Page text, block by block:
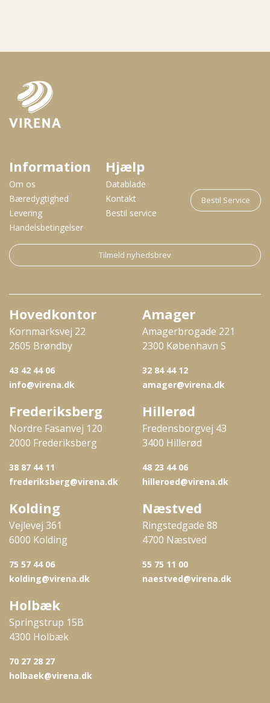
Information
Om os
Bæredygtighed
Levering
Handelsbetingelser
Hjælp
Datablade
Kontakt
Bestil service
Bestil Service
Tilmeld nyhedsbrev
Hovedkontor
Kornmarksvej 22
2605 Brøndby
43 42 44 06
info@virena.dk
Amager
Amagerbrogade 221
2300 København S
32 84 44 12
amager@virena.dk
Frederiksberg
Nordre Fasanvej 120
2000 Frederiksberg
38 87 44 11
frederiksberg@virena.dk
Hillerød
Fredensborgvej 43
3400 Hillerød
48 23 44 06
hilleroed@virena.dk
Kolding
Vejlevej 361
6000 Kolding
75 57 44 06
kolding@virena.dk
Næstved
Ringstedgade 88
4700 Næstved
55 75 11 00
naestved@virena.dk
Holbæk
Springstrup 15B
4300 Holbæk
70 27 28 27
holbaek@virena.dk